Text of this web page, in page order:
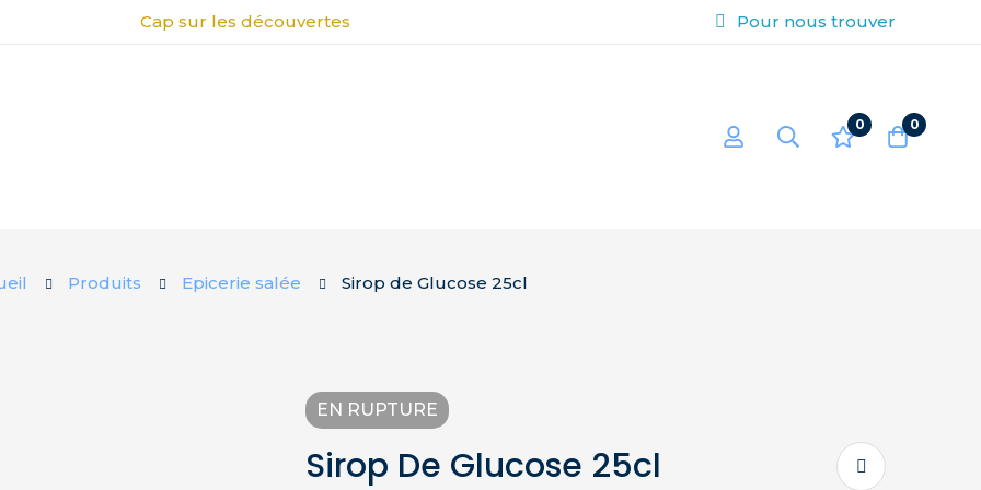
Cap sur les découvertes Pour nous trouver
0 0
Produits Epicerie salée Sirop de Glucose 25cl
EN RUPTURE
Sirop De Glucose 25cl